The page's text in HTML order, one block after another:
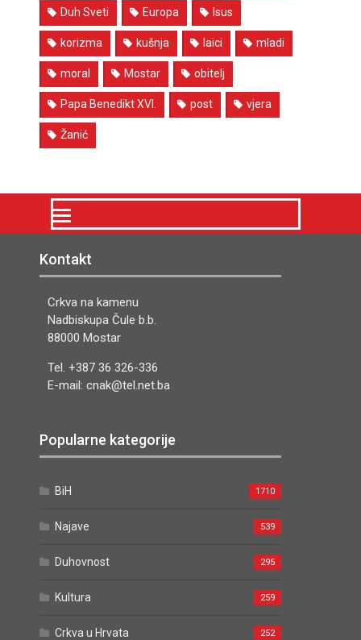
Duh Sveti Europa Isus
korizma kušnja laici mladi
moral Mostar obitelj
Papa Benedikt XVI. post vjera
Žanić
Kontakt
Crkva na kamenu
Nadbiskupa Čule b.b.
88000 Mostar
Tel. +387 36 326-336
E-mail: cnak@tel.net.ba
Popularne kategorije
BiH 1710
Najave 539
Duhovnost 295
Kultura 259
Crkva u Hrvata 252